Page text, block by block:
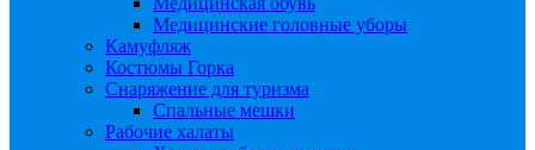
Медицинские головные уборы
Камуфляж
Костюмы Горка
Снаряжение для туризма
Спальные мешки
Рабочие халаты